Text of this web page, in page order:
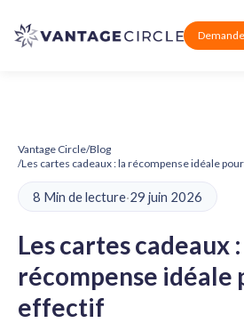
Vantage Circle/Blog
/Les cartes cadeaux : la récompense idéale
8 Min de lecture·29 juin 2026
Les cartes cadeaux
récompense idéale
effectif